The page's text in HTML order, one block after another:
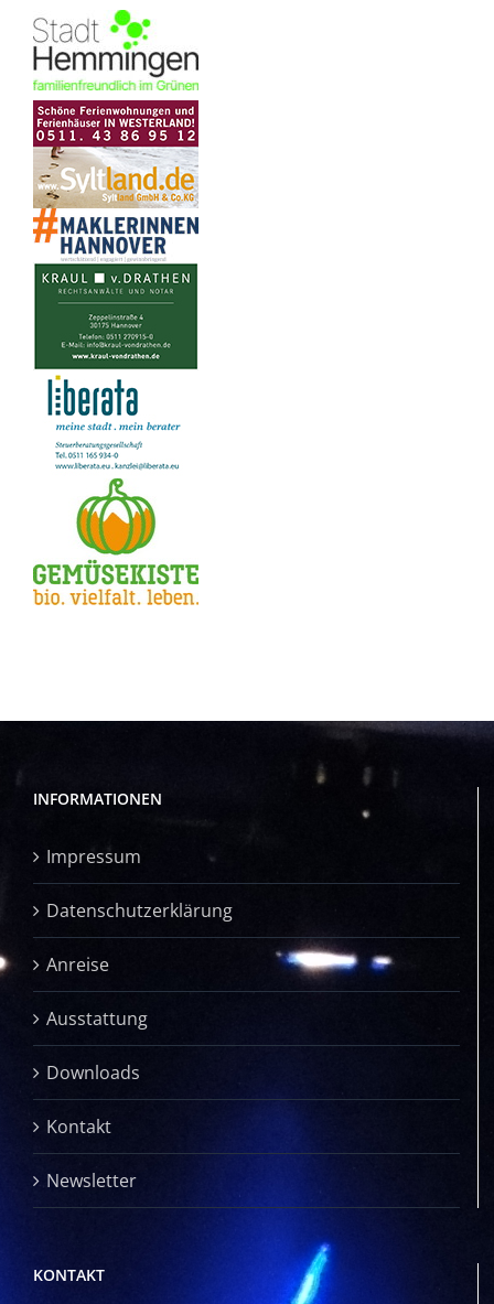
INFORMATIONEN
Impressum
Datenschutzerklärung
Anreise
Ausstattung
Downloads
Kontakt
Newsletter
KONTAKT